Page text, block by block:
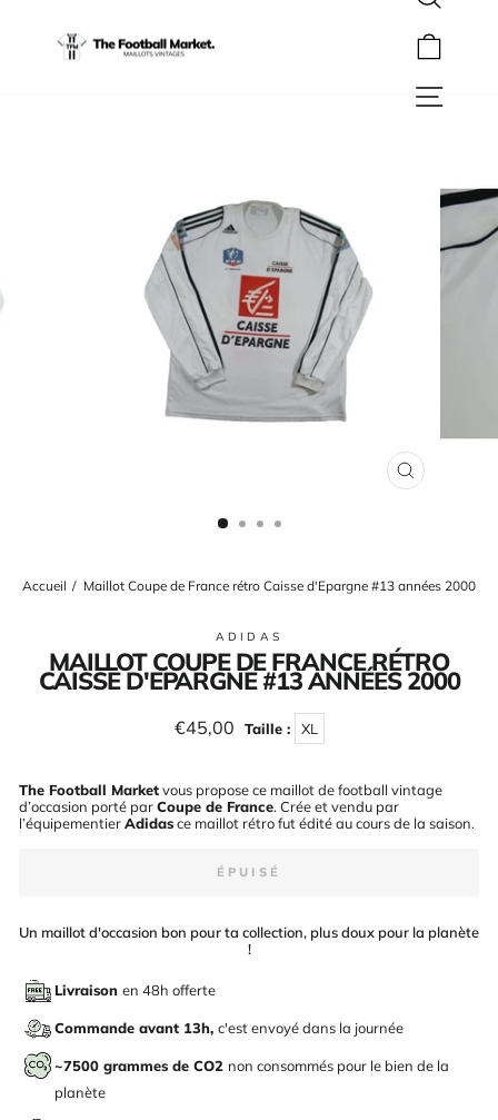
Rechercher
Navigation
FERMER
Accueil / Maillot Coupe de France rétro Caisse d'Epargne #13 années 2000
ADIDAS
MAILLOT COUPE DE FRANCE RÉTRO
CAISSE D'EPARGNE #13 ANNÉES 2000
Prix
régulier
€45,00 Taille : XL
The Football Marketvous propose ce maillot de football vintage
d’occasion porté parCoupe de France. Crée et vendu par
l’équipementierAdidasce maillot rétro fut édité au cours de la saison.
ÉPUISÉ
Un maillot d'occasion bon pour ta collection, plus doux pour la planète
!
Livraison en 48h offerte
Commande avant 13h, c'est envoyé dans la journée
~7500 grammes de CO2 non consommés pour le bien de la
planète